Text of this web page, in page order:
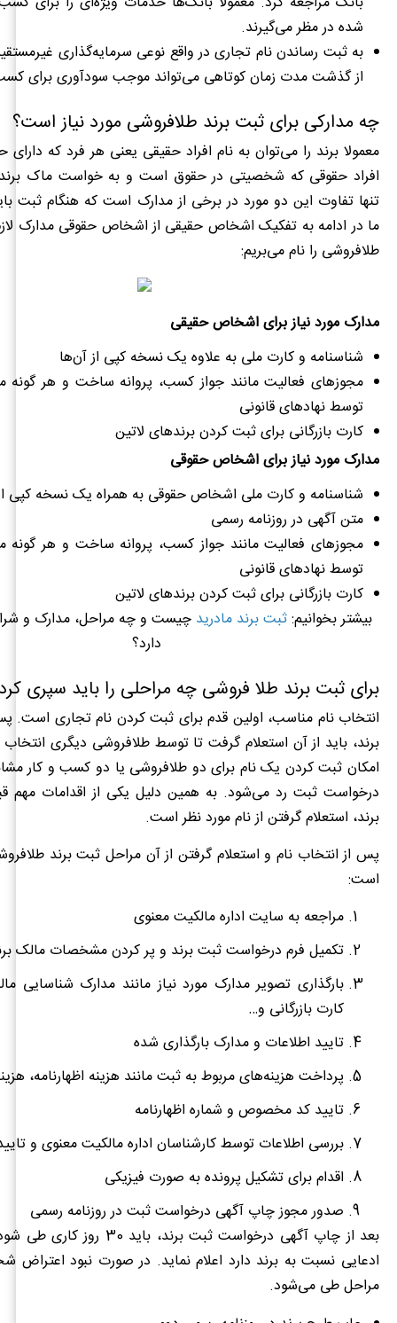
شده در مظر می‌گیرند.
به ثبت رساندن نام تجاری در واقع نوعی سرمایه‌گذاری
از گذشت مدت زمان کوتاهی می‌تواند موجب سودآوری برای
چه مدارکی برای ثبت برند طلافروشی مورد نیاز است؟
معمولا برند را می‌توان به نام افراد حقیقی یعنی هر فرد که
افراد حقوقی که شخصیتی در حقوق است و به خواست ماک
تنها تفاوت این دو مورد در برخی از مدارک است که هنگام ثبت
ما در ادامه به تفکیک اشخاص حقیقی از اشخاص حقوقی مدارک
طلافروشی را نام می‌بریم:
مدارک مورد نیاز برای اشخاص حقیقی
شناسنامه و کارت ملی به علاوه یک نسخه کپی از آن‌ها
مجوز‌های فعالیت مانند جواز کسب، پروانه ساخت و هر
توسط نهادهای قانونی
کارت بازرگانی برای ثبت کردن برندهای لاتین
مدارک مورد نیاز برای اشخاص حقوقی
شناسنامه و کارت ملی اشخاص حقوقی به همراه یک نسخه کپی
متن آگهی در روزنامه رسمی
مجوز‌های فعالیت مانند جواز کسب، پروانه ساخت و هر
توسط نهادهای قانونی
کارت بازرگانی برای ثبت کردن برندهای لاتین
بیشتر بخوانیم:ثبت برند مادرید چیست و چه مراحل، مدارک و
دارد؟
برای ثبت برند طلا فروشی چه مراحلی را باید سپری
انتخاب نام مناسب، اولین قدم برای ثبت کردن نام تجاری است.
برند، باید از آن استعلام گرفت تا توسط طلافروشی دیگری
امکان ثبت کردن یک نام برای دو طلافروشی یا دو کسب و کار
درخواست ثبت رد می‌شود. به همین دلیل یکی از اقدامات مهم
برند، استعلام گرفتن از نام مورد نظر است.
پس از انتخاب نام و استعلام گرفتن از آن مراحل ثبت برند
است:
مراجعه به سایت اداره مالکیت معنوی
تکمیل فرم درخواست ثبت برند و پر کردن مشخصات مالک
بارگذاری تصویر مدارک مورد نیاز مانند مدارک شناسایی
کارت بازرگانی و…
تایید اطلاعات و مدارک بارگذاری شده
پرداخت هزینه‌های مربوط به ثبت مانند هزینه اظهارنامه،
تایید کد مخصوص و شماره اظهارنامه
بررسی اطلاعات توسط کارشناسان اداره مالکیت معنوی و
اقدام برای تشکیل پرونده به صورت فیزیکی
صدور مجوز چاپ آگهی درخواست ثبت در روزنامه رسمی
بعد از چاپ آگهی درخواست ثبت برند،
ادعایی نسبت به برند دارد اعلام نماید. در صورت نبود اعتراض
مراحل طی می‌شود.